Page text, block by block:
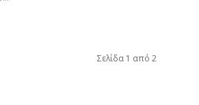
Σελίδα 1 από 2